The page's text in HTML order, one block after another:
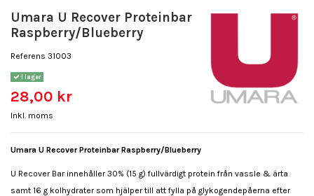
Umara U Recover Proteinbar
Raspberry/Blueberry
Referens 31003
I lager
28,00 kr
Inkl. moms
Umara U Recover Proteinbar Raspberry/Blueberry
U Recover Bar innehåller 30% (15 g) fullvärdigt protein från vassle & ärta
samt 16 g kolhydrater som hjälper till att fylla på glykogendepåerna efter